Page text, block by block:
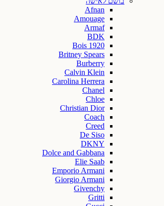
Afnan
Amouage
Armaf
BDK
Bois 1920
Britney Spears
Burberry
Calvin Klein
Carolina Herrera
Chanel
Chloe
Christian Dior
Coach
Creed
De Siso
DKNY
Dolce and Gabbana
Elie Saab
Emporio Armani
Giorgio Armani
Givenchy
Gritti